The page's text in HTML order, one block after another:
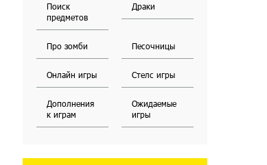
Поиск
предметов
Драки
Про зомби Песочницы
Онлайн игры Стелс игры
Дополнения
к играм
Ожидаемые
игры